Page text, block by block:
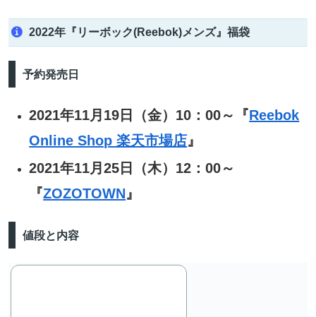
2022年『リーボック(Reebok)メンズ』福袋
予約発売日
2021年11月19日（金）10：00～『Reebok
Online Shop 楽天市場店』
2021年11月25日（木）12：00～
『ZOZOTOWN』
値段と内容